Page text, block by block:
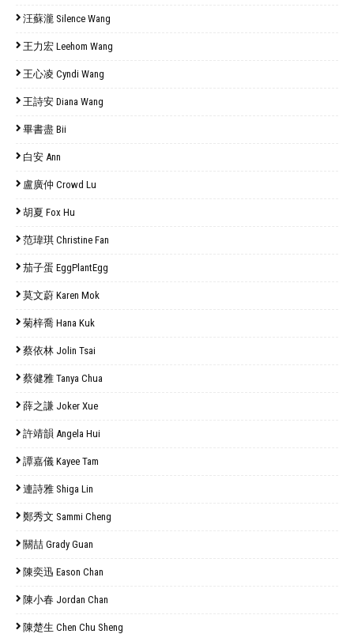
汪蘇瀧 Silence Wang
王力宏 Leehom Wang
王心凌 Cyndi Wang
王詩安 Diana Wang
畢書盡 Bii
白安 Ann
盧廣仲 Crowd Lu
胡夏 Fox Hu
范瑋琪 Christine Fan
茄子蛋 EggPlantEgg
莫文蔚 Karen Mok
菊梓喬 Hana Kuk
蔡依林 Jolin Tsai
蔡健雅 Tanya Chua
薛之謙 Joker Xue
許靖韻 Angela Hui
譚嘉儀 Kayee Tam
連詩雅 Shiga Lin
鄭秀文 Sammi Cheng
關喆 Grady Guan
陳奕迅 Eason Chan
陳小春 Jordan Chan
陳楚生 Chen Chu Sheng